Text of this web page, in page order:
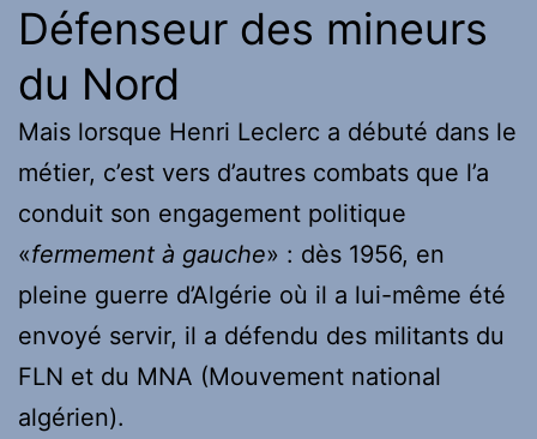
Défenseur des mineurs
du Nord
Mais lorsque Henri Leclerc a débuté dans le
métier, c’est vers d’autres combats que l’a
conduit son engagement politique
«fermement à gauche» : dès 1956, en
pleine guerre d’Algérie où il a lui-même été
envoyé servir, il a défendu des militants du
FLN et du MNA (Mouvement national
algérien).